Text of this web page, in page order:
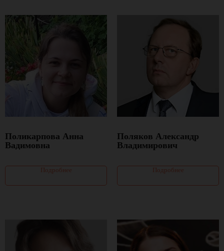
Поликарпова Анна
Вадимовна
Подробнее
Поляков Александр
Владимирович
Подробнее